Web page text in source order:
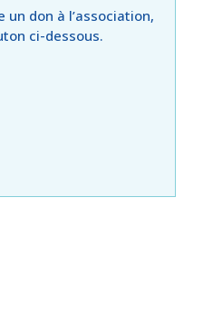
don à l’association,
ci-dessous.